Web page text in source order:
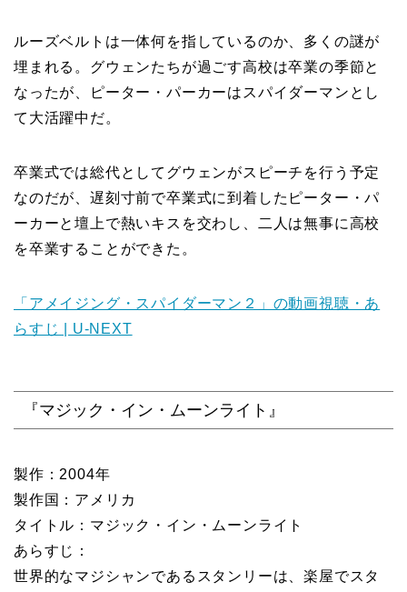
ルーズベルトは一体何を指しているのか、多くの謎が
埋まれる。グウェンたちが過ごす高校は卒業の季節と
なったが、ピーター・パーカーはスパイダーマンとし
て大活躍中だ。
卒業式では総代としてグウェンがスピーチを行う予定
なのだが、遅刻寸前で卒業式に到着したピーター・パ
ーカーと壇上で熱いキスを交わし、二人は無事に高校
を卒業することができた。
「アメイジング・スパイダーマン２」の動画視聴・あ
らすじ | U-NEXT
『マジック・イン・ムーンライト』
製作：2004年
製作国：アメリカ
タイトル：マジック・イン・ムーンライト
あらすじ：
世界的なマジシャンであるスタンリーは、楽屋でスタ